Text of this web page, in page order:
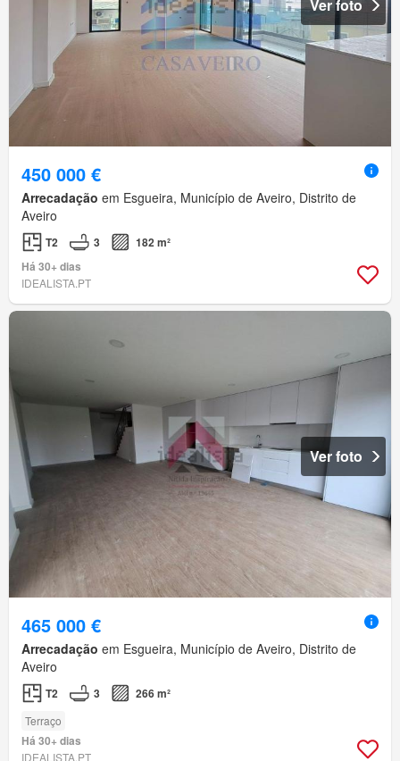
Ver foto
450 000 €
Arrecadação em Esgueira, Município de Aveiro, Distrito de
Aveiro
T2 3
182 m²
Há 30+ dias
IDEALISTA.PT
Ver foto
465 000 €
Arrecadação em Esgueira, Município de Aveiro, Distrito de
Aveiro
T2 3 266 m²
Terraço
Há 30+ dias
IDEALISTA.PT